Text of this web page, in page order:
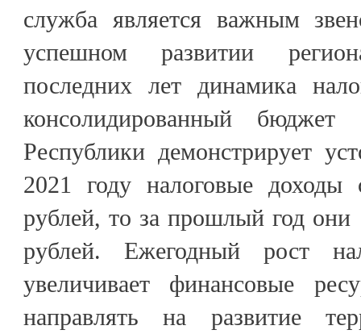
служба является важным
успешном развитии
последних лет динамика
консолидированный бюджет
Республики демонстрирует
2021 году налоговые доходы
рублей, то за прошлый год
рублей. Ежегодный рост
увеличивает финансовые
направлять на развитие